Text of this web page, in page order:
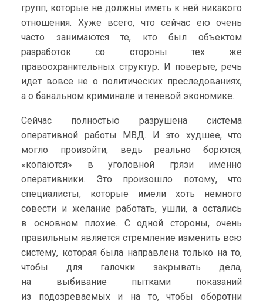
групп, которые не должны иметь к ней никакого
отношения. Хуже всего, что сейчас ею очень
часто занимаются те, кто был объектом
разработок со стороны тех же
правоохранительных структур. И поверьте, речь
идет вовсе не о политических преследованиях,
а о банальном криминале и теневой экономике.
Сейчас полностью разрушена система
оперативной работы МВД. И это худшее, что
могло произойти, ведь реально борются,
«копаются» в уголовной грязи именно
оперативники. Это произошло потому, что
специалисты, которые имели хоть немного
совести и желание работать, ушли, а остались
в основном плохие. С одной стороны, очень
правильным является стремление изменить всю
систему, которая была направлена ​​только на то,
чтобы для галочки закрывать дела,
на выбивание пытками показаний
из подозреваемых и на то, чтобы оборотни